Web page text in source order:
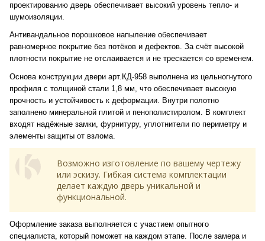
проектированию дверь обеспечивает высокий уровень тепло- и
шумоизоляции.
Антивандальное порошковое напыление обеспечивает
равномерное покрытие без потёков и дефектов. За счёт высокой
плотности покрытие не отслаивается и не трескается со временем.
Основа конструкции двери арт.КД-958 выполнена из цельногнутого
профиля с толщиной стали 1,8 мм, что обеспечивает высокую
прочность и устойчивость к деформации. Внутри полотно
заполнено минеральной плитой и пенополистиролом. В комплект
входят надёжные замки, фурнитуру, уплотнители по периметру и
элементы защиты от взлома.
Возможно изготовление по вашему чертежу
или эскизу. Гибкая система комплектации
делает каждую дверь уникальной и
функциональной.
Оформление заказа выполняется с участием опытного
специалиста, который поможет на каждом этапе. После замера и